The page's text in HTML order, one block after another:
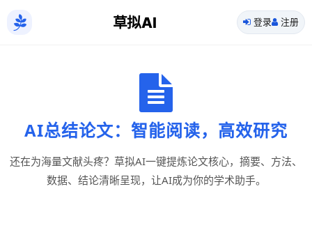
草拟AI 登录 注册
AI总结论文：智能阅读，高效研究
还在为海量文献头疼？草拟AI一键提炼论文核心，摘要、方法、
数据、结论清晰呈现，让AI成为你的学术助手。